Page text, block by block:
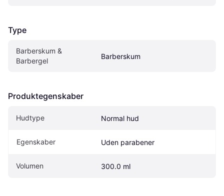
Type
Barberskum &
Barbergel
Barberskum
Produktegenskaber
Hudtype Normal hud
Egenskaber Uden parabener
Volumen 300.0 ml